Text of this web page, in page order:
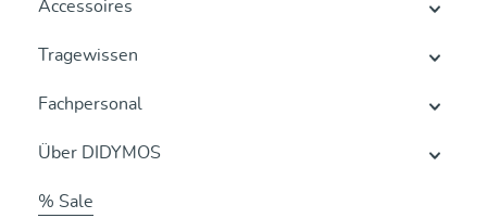
Accessoires
Tragewissen
Fachpersonal
Über DIDYMOS
% Sale